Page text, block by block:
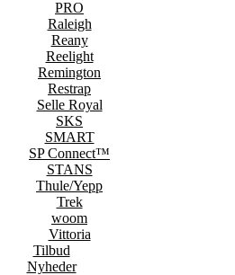
PRO
Raleigh
Reany
Reelight
Remington
Restrap
Selle Royal
SKS
SMART
SP Connect™
STANS
Thule/Yepp
Trek
woom
Vittoria
Tilbud
Nyheder